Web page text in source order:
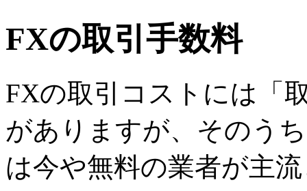
FXの取引手数料
FXの取引コストには「
がありますが、そのう
は今や無料の業者が主